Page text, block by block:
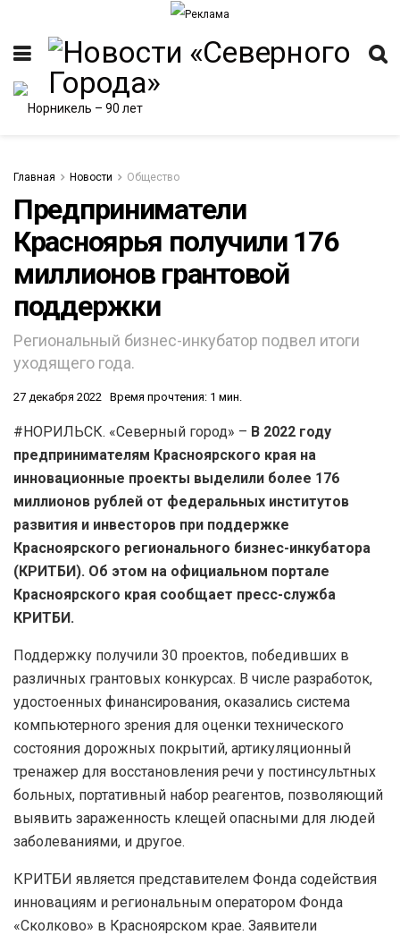
Главная Новости Общество
Предприниматели
Красноярья получили 176
миллионов грантовой
поддержки
Региональный бизнес-инкубатор подвел итоги
уходящего года.
27 декабря 2022 Время прочтения: 1 мин.
#НОРИЛЬСК. «Северный город» – В 2022 году
предпринимателям Красноярского края на
инновационные проекты выделили более 176
миллионов рублей от федеральных институтов
развития и инвесторов при поддержке
Красноярского регионального бизнес-инкубатора
(КРИТБИ). Об этом на официальном портале
Красноярского края сообщает пресс-служба
КРИТБИ.
Поддержку получили 30 проектов, победивших в
различных грантовых конкурсах. В числе разработок,
удостоенных финансирования, оказались система
компьютерного зрения для оценки технического
состояния дорожных покрытий, артикуляционный
тренажер для восстановления речи у постинсультных
больных, портативный набор реагентов, позволяющий
выявить зараженность клещей опасными для людей
заболеваниями, и другое.
КРИТБИ является представителем Фонда содействия
инновациям и региональным оператором Фонда
«Сколково» в Красноярском крае. Заявители